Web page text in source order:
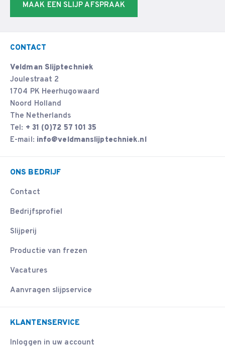
MAAK EEN SLIJP AFSPRAAK
CONTACT
Veldman Slijptechniek
Joulestraat 2
1704 PK Heerhugowaard
Noord Holland
The Netherlands
Tel: + 31 (0)72 57 101 35
E-mail: info@veldmanslijptechniek.nl
ONS BEDRIJF
Contact
Bedrijfsprofiel
Slijperij
Productie van frezen
Vacatures
Aanvragen slijpservice
KLANTENSERVICE
Inloggen in uw account